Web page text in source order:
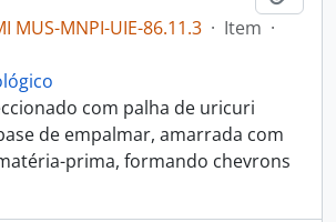
MUS-MNPI-UIE-86.11.3 · Item ·
com palha de uricuri
de empalmar, amarrada com
prima, formando chevrons